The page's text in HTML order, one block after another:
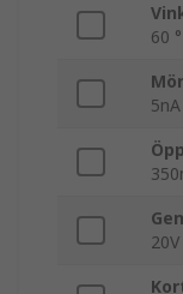
60 °
5nA
20V